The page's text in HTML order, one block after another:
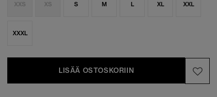
XXS XS S M L XL XXL
XXXL
LISÄÄ OSTOSKORIIN